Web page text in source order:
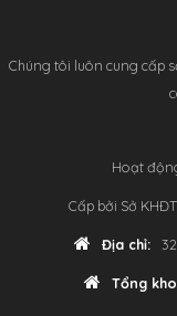
Chúng tôi luôn cung cấp
Hoạt
Cấp bởi Sở
Địa chỉ:
Tổng